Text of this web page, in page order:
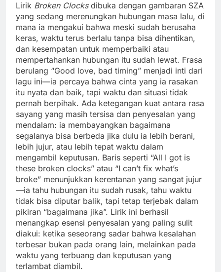
Lirik Broken Clocksdibuka dengan gambaran SZA
yang sedang merenungkan hubungan masa lalu, di
mana ia mengakui bahwa meski sudah berusaha
keras, waktu terus berlalu tanpa bisa dihentikan,
dan kesempatan untuk memperbaiki atau
mempertahankan hubungan itu sudah lewat. Frasa
berulang “Good love, bad timing” menjadi inti dari
lagu ini—ia percaya bahwa cinta yang ia rasakan
itu nyata dan baik, tapi waktu dan situasi tidak
pernah berpihak. Ada ketegangan kuat antara rasa
sayang yang masih tersisa dan penyesalan yang
mendalam: ia membayangkan bagaimana
segalanya bisa berbeda jika dulu ia lebih berani,
lebih jujur, atau lebih tepat waktu dalam
mengambil keputusan. Baris seperti “All I got is
these broken clocks” atau “I can’t fix what’s
broke” menunjukkan kerentanan yang sangat jujur
—ia tahu hubungan itu sudah rusak, tahu waktu
tidak bisa diputar balik, tapi tetap terjebak dalam
pikiran “bagaimana jika”. Lirik ini berhasil
menangkap esensi penyesalan yang paling sulit
diakui: ketika seseorang sadar bahwa kesalahan
terbesar bukan pada orang lain, melainkan pada
waktu yang terbuang dan keputusan yang
terlambat diambil.